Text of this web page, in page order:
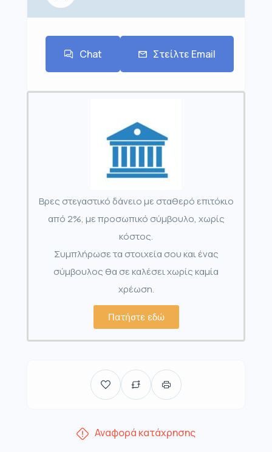
Chat Στείλτε Email
Βρες στεγαστικό δάνειο με σταθερό επιτόκιο
από 2%, με προσωπικό σύμβουλο, χωρίς
κόστος.
Συμπλήρωσε τα στοιχεία σου και ένας
σύμβουλος θα σε καλέσει χωρίς καμία
χρέωση.
Πατήστε εδώ
Αναφορά κατάχρησης